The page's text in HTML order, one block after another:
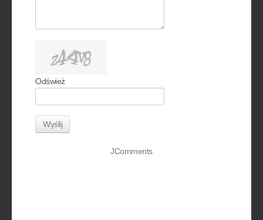
Odśwież
Wyślij
JComments